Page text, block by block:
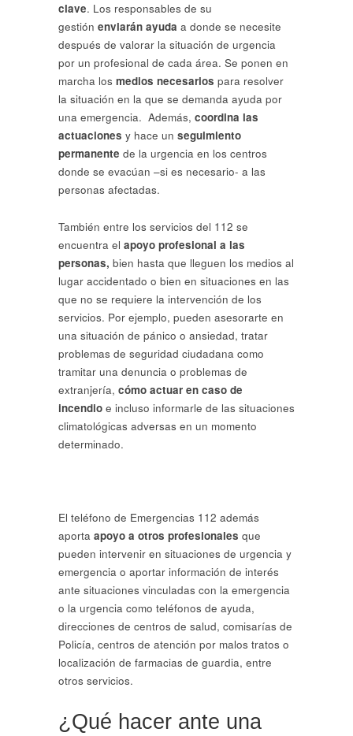
clave. Los responsables de su
gestión enviarán ayuda a donde se necesite
después de valorar la situación de urgencia
por un profesional de cada área. Se ponen en
marcha los medios necesarios para resolver
la situación en la que se demanda ayuda por
una emergencia. Además, coordina las
actuaciones y hace un seguimiento
permanente de la urgencia en los centros
donde se evacúan –si es necesario- a las
personas afectadas.
También entre los servicios del 112 se
encuentra el apoyo profesional a las
personas, bien hasta que lleguen los medios al
lugar accidentado o bien en situaciones en las
que no se requiere la intervención de los
servicios. Por ejemplo, pueden asesorarte en
una situación de pánico o ansiedad, tratar
problemas de seguridad ciudadana como
tramitar una denuncia o problemas de
extranjería, cómo actuar en caso de
incendio e incluso informarle de las situaciones
climatológicas adversas en un momento
determinado.
El teléfono de Emergencias 112 además
aporta apoyo a otros profesionales que
pueden intervenir en situaciones de urgencia y
emergencia o aportar información de interés
ante situaciones vinculadas con la emergencia
o la urgencia como teléfonos de ayuda,
direcciones de centros de salud, comisarías de
Policía, centros de atención por malos tratos o
localización de farmacias de guardia, entre
otros servicios.
¿Qué hacer ante una